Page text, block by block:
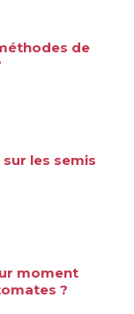
de
les semis
moment
?